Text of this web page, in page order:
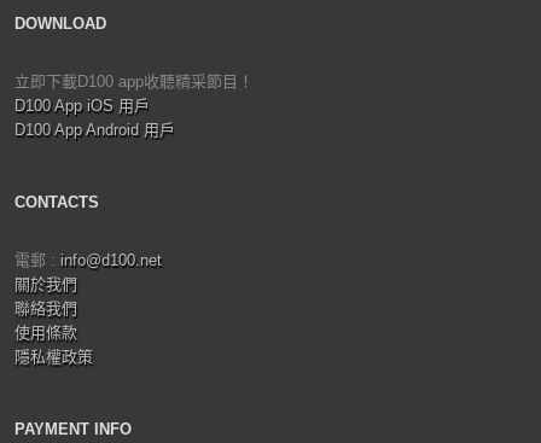
DOWNLOAD
立即下載D100 app收聽精采節目！
D100 App iOS 用戶
D100 App Android 用戶
CONTACTS
電郵 : info@d100.net
關於我們
聯絡我們
使用條款
隱私權政策
PAYMENT INFO